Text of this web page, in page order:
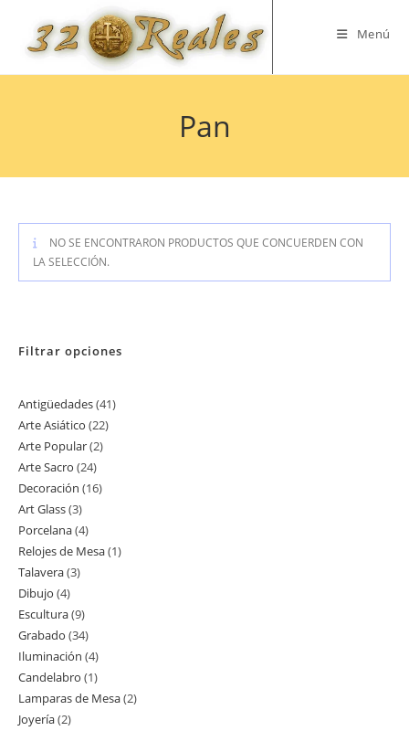
contenido
Menú
Pan
NO SE ENCONTRARON PRODUCTOS QUE CONCUERDEN CON
LA SELECCIÓN.
Filtrar opciones
Antigüedades 4141
Arte Asiático 2222
Arte Popular 22
Arte Sacro 2424
productos
Decoración 1616
Art Glass 33
productos
Porcelana 44
productos
Relojes de Mesa 11
Talavera 33
Dibujo 44
productos
Escultura 99
productos
Grabado 3434
productos
Iluminación 44
productos
Candelabro 11
producto
Lamparas de Mesa 22
Joyería 22